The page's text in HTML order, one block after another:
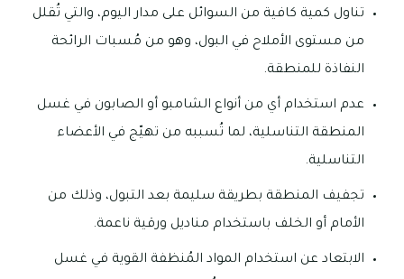
تناول كمية كافية من السوائل على مدار اليوم، والتي تُقلل
من مستوى الأملاح في البول، وهو من مُسبات الرائحة
النفاذة للمنطقة.
عدم استخدام أي من أنواع الشامبو أو الصابون في غسل
المنطقة التناسلية، لما تُسببه من تهيّج في الأعضاء
التناسلية.
تجفيف المنطقة بطريقة سليمة بعد التبول، وذلك من
الأمام أو الخلف باستخدام مناديل ورقية ناعمة.
الابتعاد عن استخدام المواد المُنظفة القوية في غسل